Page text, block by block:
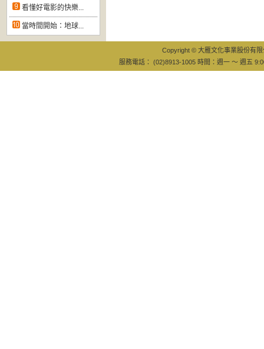
看懂好電影的快樂...
當時間開始：地球...
Copyright © 大雁文化事業股份有
服務電話： (02)8913-1005 時間：週一 ～ 週五